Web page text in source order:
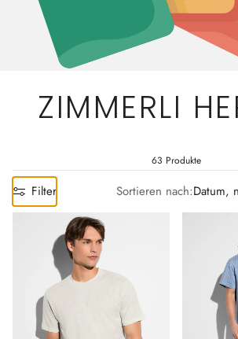
ZIMMERLI
63 Produkte
Filter Sortieren nach:Datum,